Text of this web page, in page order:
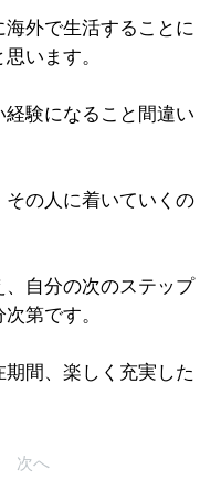
外で生活することに
います。
経験になること間違い
の人に着いていくの
、自分の次のステップ
第です。
間、楽しく充実した
次へ